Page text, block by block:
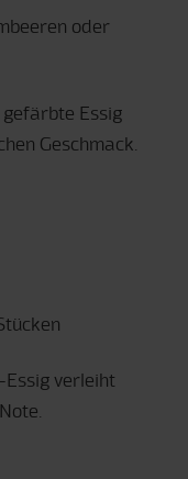
oder
Essig
Geschmack.
Essig verleiht